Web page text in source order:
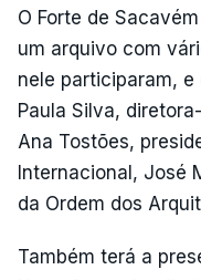
O Forte de
um arquivo com
nele participaram,
Paula Silva,
Ana Tostões,
Internacional, José
da Ordem dos
Também terá a